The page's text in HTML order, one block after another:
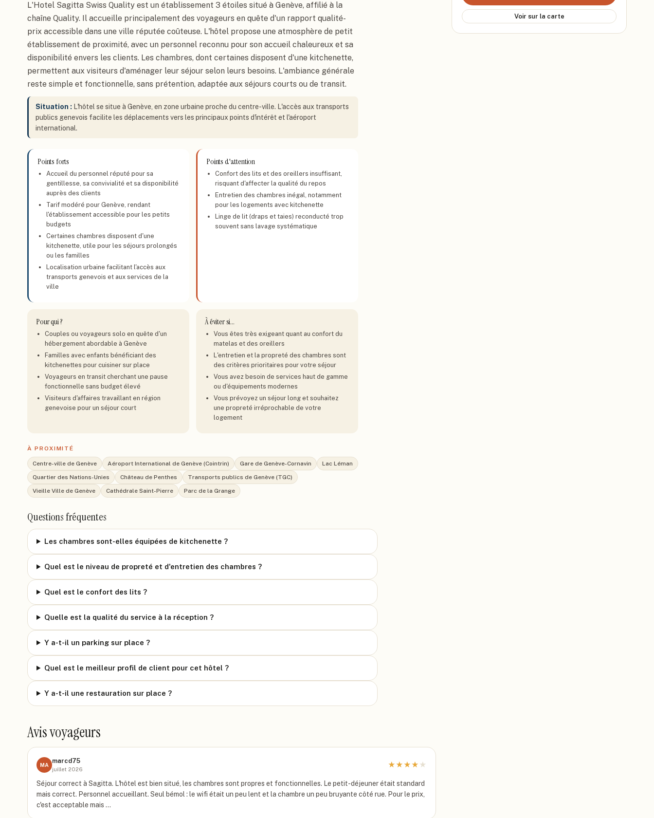
L'Hotel Sagitta Swiss Quality est un établissement 3 étoiles situé à Genève, affilié à la
chaîne Quality. Il accueille principalement des voyageurs en quête d'un rapport qualité-
prix accessible dans une ville réputée coûteuse. L'hôtel propose une atmosphère de petit
établissement de proximité, avec un personnel reconnu pour son accueil chaleureux et sa
disponibilité envers les clients. Les chambres, dont certaines disposent d'une kitchenette,
permettent aux visiteurs d'aménager leur séjour selon leurs besoins. L'ambiance générale
reste simple et fonctionnelle, sans prétention, adaptée aux séjours courts ou de transit.
Situation : L'hôtel se situe à Genève, en zone urbaine proche du centre-ville. L'accès aux transports
publics genevois facilite les déplacements vers les principaux points d'intérêt et l'aéroport
international.
Points forts
Accueil du personnel réputé pour sa
gentillesse, sa convivialité et sa disponibilité
auprès des clients
Tarif modéré pour Genève, rendant
l'établissement accessible pour les petits
budgets
Certaines chambres disposent d'une
kitchenette, utile pour les séjours prolongés
ou les familles
Localisation urbaine facilitant l'accès aux
transports genevois et aux services de la
ville
Points d'attention
Confort des lits et des oreillers insuffisant,
risquant d'affecter la qualité du repos
Entretien des chambres inégal, notamment
pour les logements avec kitchenette
Linge de lit (draps et taies) reconducté trop
souvent sans lavage systématique
Pour qui ?
Couples ou voyageurs solo en quête d'un
hébergement abordable à Genève
Familles avec enfants bénéficiant des
kitchenettes pour cuisiner sur place
Voyageurs en transit cherchant une pause
fonctionnelle sans budget élevé
Visiteurs d'affaires travaillant en région
genevoise pour un séjour court
À éviter si…
Vous êtes très exigeant quant au confort du
matelas et des oreillers
L'entretien et la propreté des chambres sont
des critères prioritaires pour votre séjour
Vous avez besoin de services haut de gamme
ou d'équipements modernes
Vous prévoyez un séjour long et souhaitez
une propreté irréprochable de votre
logement
À PROXIMITÉ
Centre-ville de Genève Aéroport International de Genève (Cointrin) Gare de Genève-Cornavin
Lac Léman
Quartier des Nations-Unies
Château de Penthes
Transports publics de Genève (TGC)
Vieille Ville de Genève
Cathédrale Saint-Pierre Parc de la Grange
Questions fréquentes
Les chambres sont-elles équipées de kitchenette ?
Quel est le niveau de propreté et d'entretien des chambres ?
Quel est le confort des lits ?
Quelle est la qualité du service à la réception ?
Y a-t-il un parking sur place ?
Quel est le meilleur profil de client pour cet hôtel ?
Y a-t-il une restauration sur place ?
Avis voyageurs
MA
marcd75
juillet 2026
★★★★ ★
Séjour correct à Sagitta. L'hôtel est bien situé, les chambres sont propres et fonctionnelles. Le petit-déjeuner était standard
mais correct. Personnel accueillant. Seul bémol : le wifi était un peu lent et la chambre un peu bruyante côté rue. Pour le prix,
c'est acceptable mais …
Voir sur la carte